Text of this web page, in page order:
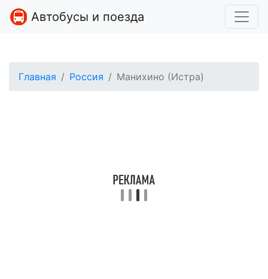
Автобусы и поезда
Главная Россия Манихино (Истра)